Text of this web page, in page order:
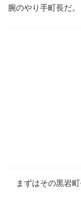
腕のやり手町長だ。
まずはその黒岩町